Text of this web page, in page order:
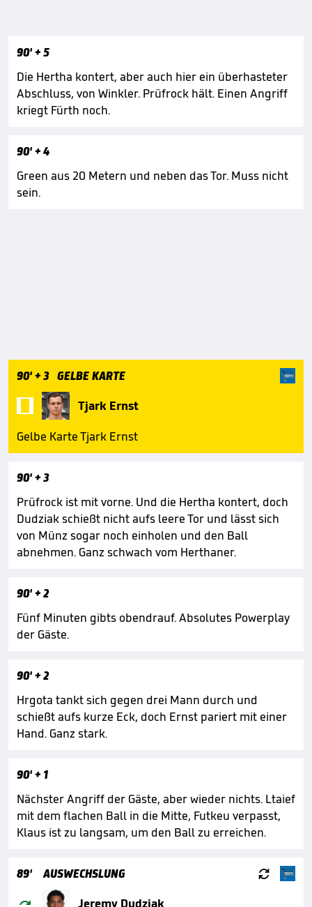
90'+ 5
Die Hertha kontert, aber auch hier ein überhasteter
Abschluss, von Winkler. Prüfrock hält. Einen Angriff
kriegt Fürth noch.
90'+ 4
Green aus 20 Metern und neben das Tor. Muss nicht
sein.
90'+ 3 GELBE KARTE
Tjark Ernst
Gelbe Karte Tjark Ernst
90'+ 3
Prüfrock ist mit vorne. Und die Hertha kontert, doch
Dudziak schießt nicht aufs leere Tor und lässt sich
von Münz sogar noch einholen und den Ball
abnehmen. Ganz schwach vom Herthaner.
90'+ 2
Fünf Minuten gibts obendrauf. Absolutes Powerplay
der Gäste.
90'+ 2
Hrgota tankt sich gegen drei Mann durch und
schießt aufs kurze Eck, doch Ernst pariert mit einer
Hand. Ganz stark.
90'+ 1
Nächster Angriff der Gäste, aber wieder nichts. Ltaief
mit dem flachen Ball in die Mitte, Futkeu verpasst,
Klaus ist zu langsam, um den Ball zu erreichen.
89' AUSWECHSLUNG 
 Jeremy Dudziak